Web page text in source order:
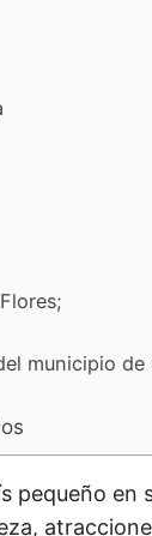
municipio
pequeño en